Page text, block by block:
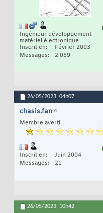
Ingénieur développement
matériel électronique
Inscrit en
Février 2003
Messages
2 059
26/05/2023, 04h07
chasis.fan
Membre averti
Inscrit en
Juin 2004
Messages
21
26/05/2023, 10h42